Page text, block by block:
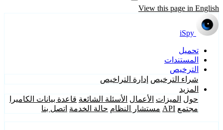
View this page in English
iSpy
تحميل
المستندات
الترخيص
شراء الترخيص إدارة التراخيص
المزيد
حول الميزات الأعمال الأسئلة الشائعة قاعدة بيانات الكاميرا
مجتمع API مستشار النظام حالة الخدمة اتصل بنا